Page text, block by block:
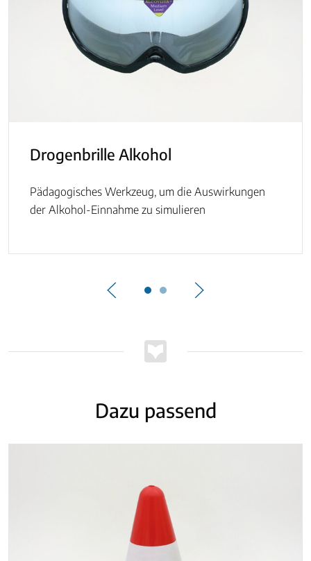
Drogenbrille Alkohol
Pädagogisches Werkzeug, um die Auswirkungen
der Alkohol-Einnahme zu simulieren
Dazu passend